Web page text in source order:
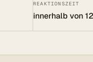
REAKTIONSZEIT
innerhalb von